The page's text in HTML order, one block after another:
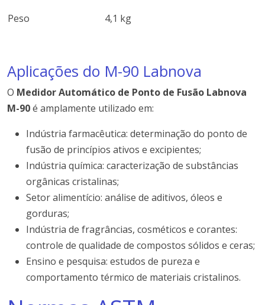
Peso 4,1 kg
Aplicações do M-90 Labnova
O Medidor Automático de Ponto de Fusão Labnova
M-90é amplamente utilizado em:
Indústria farmacêutica: determinação do ponto de
fusão de princípios ativos e excipientes;
Indústria química: caracterização de substâncias
orgânicas cristalinas;
Setor alimentício: análise de aditivos, óleos e
gorduras;
Indústria de fragrâncias, cosméticos e corantes:
controle de qualidade de compostos sólidos e ceras;
Ensino e pesquisa: estudos de pureza e
comportamento térmico de materiais cristalinos.